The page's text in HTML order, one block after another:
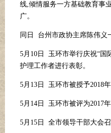
线,倾情服务一方基础教育事
广。
同日 台州市政协主席陈伟义
5月10日 玉环市举行庆祝“国
护理工作者进行表彰。
5月13日 玉环市被授予2018
5月14日 玉环市被评为2017
5月15日 全市领导干部大会